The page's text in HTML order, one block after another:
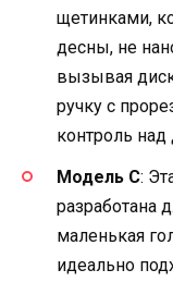
щетинками,
десны, не
вызывая
ручку с
контроль
Модель C:
разработана
маленькая
идеально